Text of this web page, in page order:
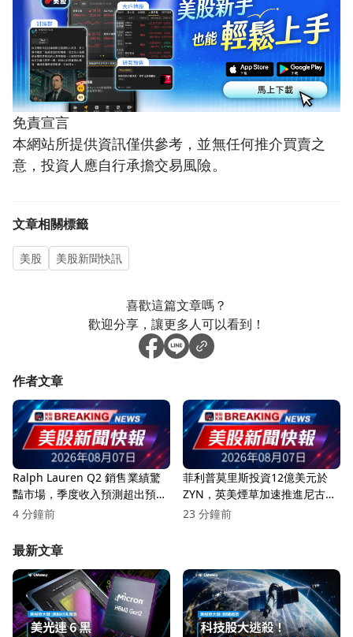
免責宣言
本網站所提供資訊僅供參考，並無任何推介買賣之
意，投資人應自行承擔交易風險。
文章相關標籤
美股 美股新聞快訊
喜歡這篇文章嗎？
歡迎分享，讓更多人可以看到！
作者文章
Ralph Lauren Q2 銷售業績驚
豔市場，季度收入預測超出預
期！
4 分鐘前
菲利普莫里斯投資12億美元於
ZYN，英美煙草加速推進尼古丁
袋市場！
23 分鐘前
最新文章